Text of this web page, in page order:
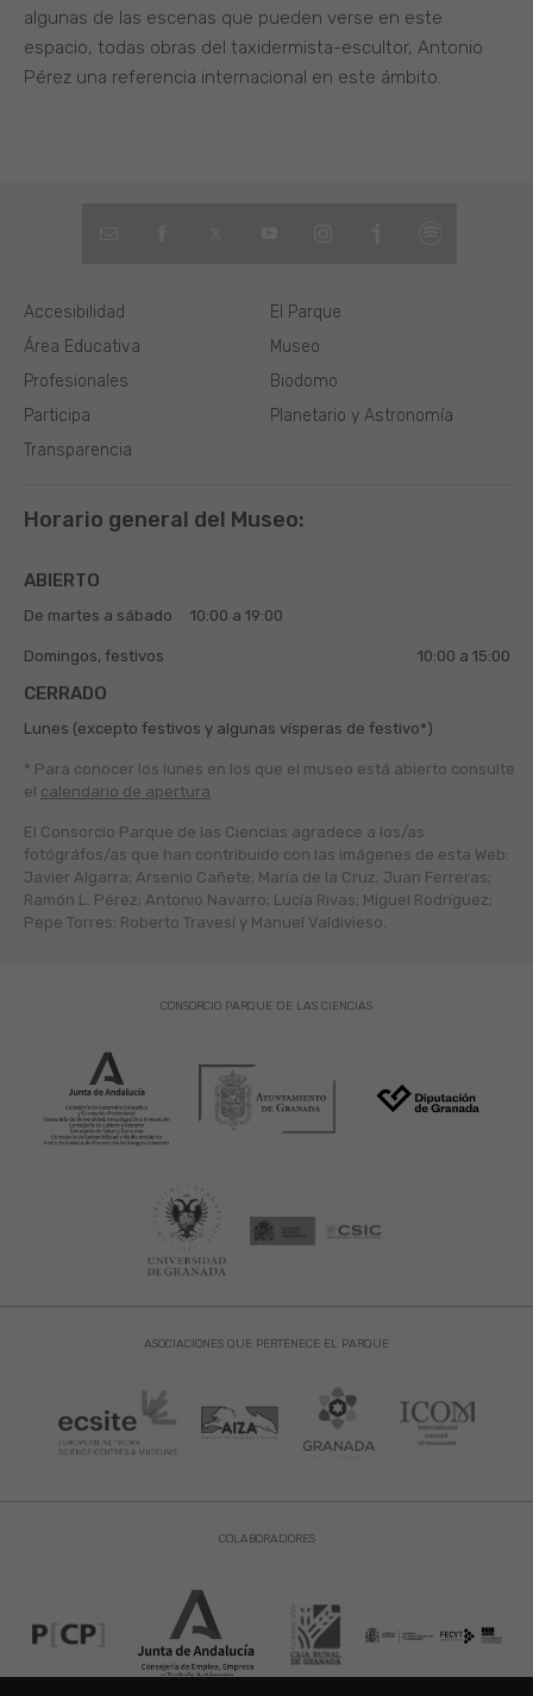
algunas de las escenas que pueden verse en este
espacio, todas obras del taxidermista-escultor, Antonio
Pérez una referencia internacional en este ámbito.
El Parque
Museo
Biodomo
Planetario y Astronomía
Área Educativa
Profesionales
Participa
Transparencia
Accesibilidad
Horario general del Museo:
ABIERTO
De martes a sábado 10:00 a 19:00
Domingos, festivos 10:00 a 15:00
CERRADO
Lunes (excepto festivos y algunas vísperas de festivo*)
* Para conocer los lunes en los que el museo está abierto consulte
el calendario de apertura
El Consorcio Parque de las Ciencias agradece a los/as
fotógráfos/as que han contribuido con las imágenes de esta Web:
Javier Algarra; Arsenio Cañete; María de la Cruz; Juan Ferreras;
Ramón L. Pérez; Antonio Navarro; Lucía Rivas; Miguel Rodríguez;
Pepe Torres; Roberto Travesí y Manuel Valdivieso.
ASOCIACIONES QUE PERTENECE EL PARQUE
CONSORCIO PARQUE DE LAS CIENCIAS
COLABORADORES